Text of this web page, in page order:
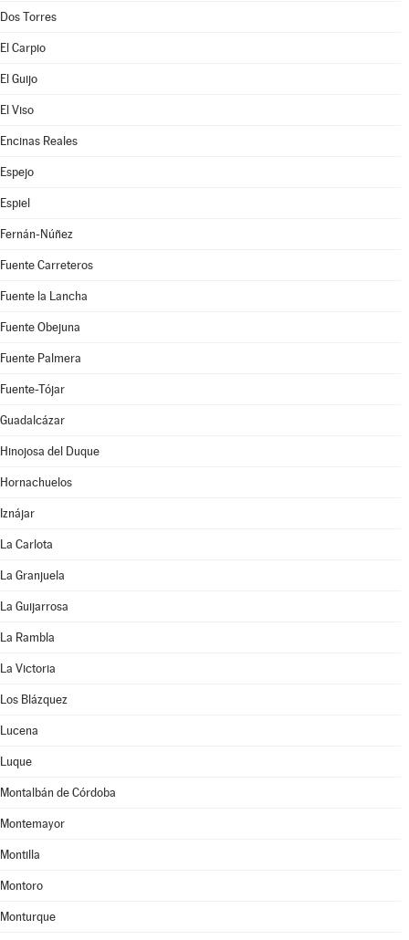
Dos Torres
El Carpio
El Guijo
El Viso
Encinas Reales
Espejo
Espiel
Fernán-Núñez
Fuente Carreteros
Fuente la Lancha
Fuente Obejuna
Fuente Palmera
Fuente-Tójar
Guadalcázar
Hinojosa del Duque
Hornachuelos
Iznájar
La Carlota
La Granjuela
La Guijarrosa
La Rambla
La Victoria
Los Blázquez
Lucena
Luque
Montalbán de Córdoba
Montemayor
Montilla
Montoro
Monturque